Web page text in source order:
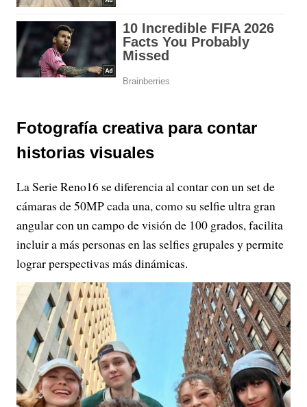
Fotografía creativa para contar
historias visuales
La Serie Reno16 se diferencia al contar con un set de
cámaras de 50MP cada una, como su selfie ultra gran
angular con un campo de visión de 100 grados, facilita
incluir a más personas en las selfies grupales y permite
lograr perspectivas más dinámicas.